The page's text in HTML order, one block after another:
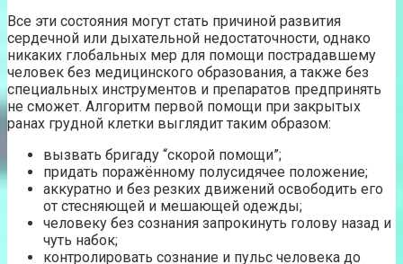
Все эти состояния могут стать причиной развития
сердечной или дыхательной недостаточности, однако
никаких глобальных мер для помощи пострадавшему
человек без медицинского образования, а также без
специальных инструментов и препаратов предпринять
не сможет. Алгоритм первой помощи при закрытых
ранах грудной клетки выглядит таким образом:
вызвать бригаду “скорой помощи”;
придать поражённому полусидячее положение;
аккуратно и без резких движений освободить его
от стесняющей и мешающей одежды;
человеку без сознания запрокинуть голову назад и
чуть набок;
контролировать сознание и пульс человека до